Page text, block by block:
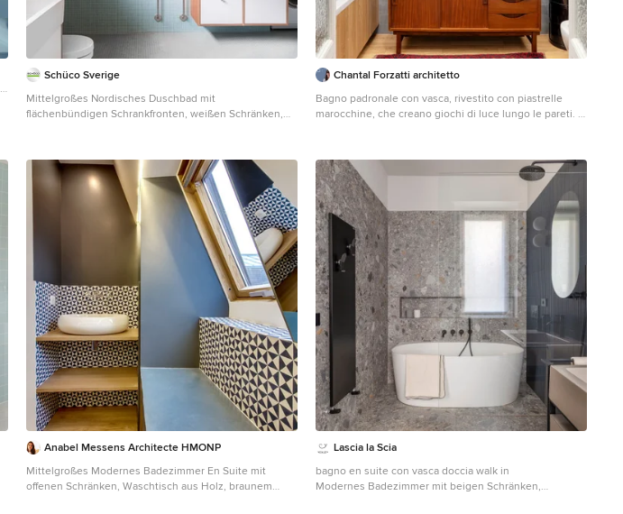
Schüco Sverige
Mittelgroßes Nordisches Duschbad mit
flächenbündigen Schrankfronten, weißen Schränken,
Wandfarbe, Mosaik-Bodenfliesen, offener Dusche und
Wäscheaufbewahrung in Malmö
Chantal Forzatti architetto
Bagno padronale con vasca, rivestito con piastrelle
marocchine, che creano giochi di luce lungo le pareti. A
Anabel Messens Architecte HMONP
Mittelgroßes Modernes Badezimmer En Suite mit
offenen Schränken, Waschtisch aus Holz, braunem
Lascia la Scia
bagno en suite con vasca doccia walk in
Modernes Badezimmer mit beigen Schränken,